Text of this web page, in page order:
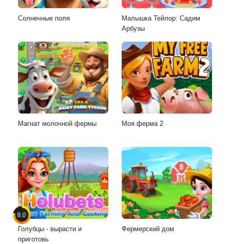
Солнечные поля
Малышка Тейлор: Садим
Арбузы
Магнат молочной фермы Моя ферма 2
8.0
Голубцы - вырасти и
приготовь
Фермерский дом